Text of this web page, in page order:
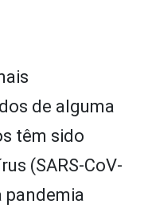
de alguma
têm sido
(SARS-CoV-
pandemia